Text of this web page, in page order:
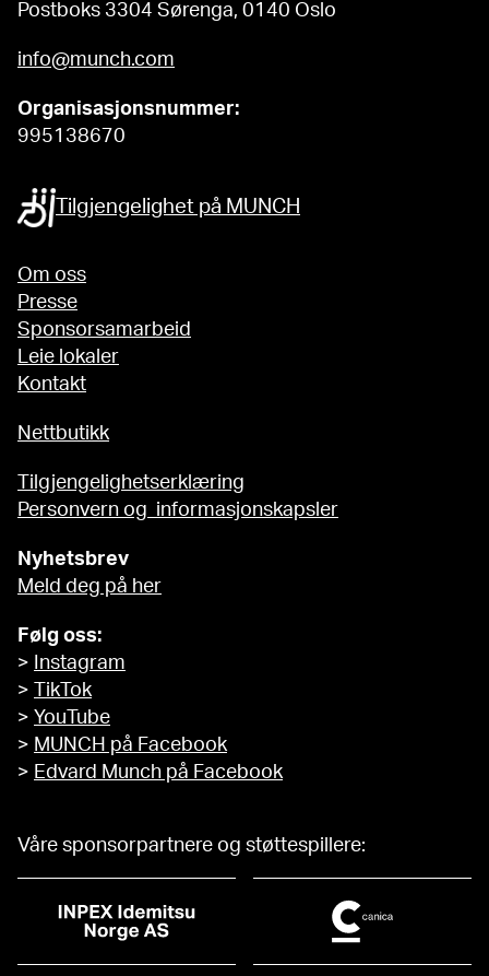
Postboks 3304 Sørenga, 0140 Oslo
info@munch.com
Organisasjonsnummer:
995138670
Tilgjengelighet på MUNCH
Om oss
Presse
Sponsorsamarbeid
Leie lokaler
Kontakt
Nettbutikk
Tilgjengelighetserklæring
Personvern og informasjonskapsler
Nyhetsbrev
Meld deg på her
Følg oss:
>
Instagram
>
TikTok
> YouTube
> MUNCH på Facebook
> Edvard Munch på Facebook
Våre sponsorpartnere og støttespillere: